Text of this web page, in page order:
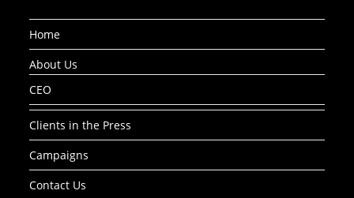
Home
About Us
CEO
Clients in the Press
Campaigns
Contact Us